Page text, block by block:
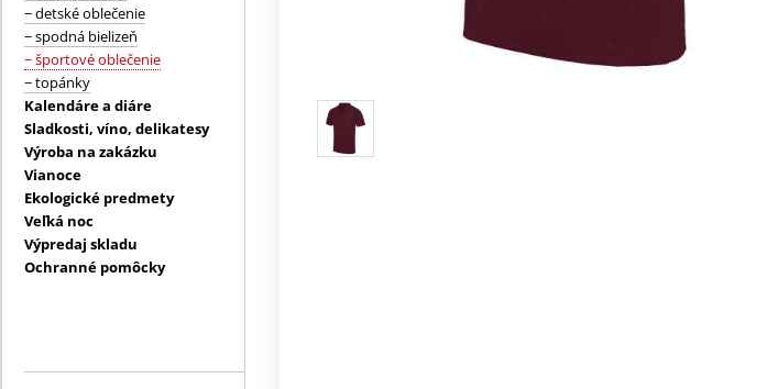
− detské oblečenie
− spodná bielizeň
− športové oblečenie
− topánky
Kalendáre a diáre
Sladkosti, víno, delikatesy
Výroba na zakázku
Vianoce
Ekologické predmety
Veľká noc
Výpredaj skladu
Ochranné pomôcky